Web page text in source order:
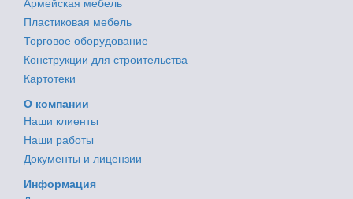
Армейская мебель
Пластиковая мебель
Торговое оборудование
Конструкции для строительства
Картотеки
О компании
Наши клиенты
Наши работы
Документы и лицензии
Информация